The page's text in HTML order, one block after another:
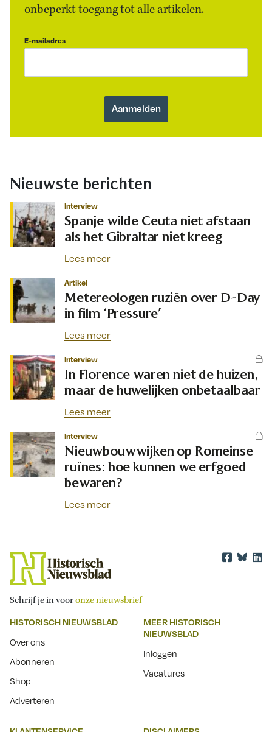
onbeperkt toegang tot alle artikelen.
E-mailadres
Nieuwste berichten
Interview
Spanje wilde Ceuta niet afstaan
als het Gibraltar niet kreeg
Lees meer
Artikel
Metereologen ruziën over D-Day
in film ‘Pressure’
Lees meer
Interview
In Florence waren niet de huizen,
maar de huwelijken onbetaalbaar
Lees meer
Interview
Nieuwbouwwijken op Romeinse
ruïnes: hoe kunnen we erfgoed
bewaren?
Lees meer
Schrijf je in vooronze nieuwsbrief
HISTORISCH NIEUWSBLAD
Over ons
Abonneren
Shop
Adverteren
MEER HISTORISCH
NIEUWSBLAD
Inloggen
Vacatures